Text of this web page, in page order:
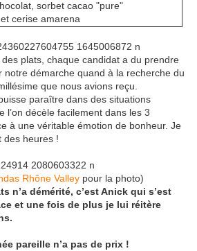
sorbet cacao "pure"
et cerise amarena
plats, chaque candidat a du prendre
notre démarche quand à la recherche du
que nous avions reçu.
paraître dans des situations
l’on décèle facilement dans les 3
à une véritable émotion de bonheur. Je
des heures !
Rhône Valleypour la photo)
n’a démérité, c’est Anick qui s’est
et une fois de plus je lui réitère
pareille n’a pas de prix !